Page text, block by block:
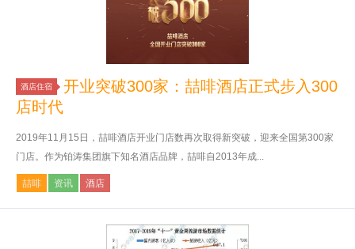
酒店住宿
开业突破300家：喆啡酒店正式步入300
店时代
2019年11月15日，喆啡酒店开业门店数再次取得新突破，迎来全国第300家
门店。作为铂涛集团旗下知名酒店品牌，喆啡自2013年成...
喆啡 资讯 酒店